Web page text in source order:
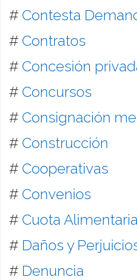
# Contesta
# Contratos
# Concesión
# Concursos
# Consignación
# Construcción
# Cooperativas
# Convenios
# Cuota Alimentaria
# Daños y
# Denuncia